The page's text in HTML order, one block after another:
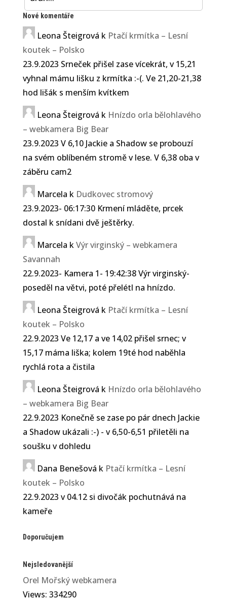
Nové komentáře
Leona Šteigrová k Ptačí krmítka – Lesní
koutek – Polsko
23.9.2023 Srneček přišel zase vícekrát, v 15,21
vyhnal mámu lišku z krmítka :-(. Ve 21,20-21,38
hod lišák s menším kvítkem
Leona Šteigrová k Hnízdo orla bělohlavého
– webkamera Big Bear
23.9.2023 V 6,10 Jackie a Shadow se probouzí
na svém oblíbeném stromě v lese. V 6,38 oba v
záběru cam2
Marcela k Dudkovec stromový
23.9.2023- 06:17:30 Krmení mláděte, prcek
dostal k snídani dvě ještěrky.
Marcela kVýr virginský – webkamera
Savannah
22.9.2023- Kamera 1- 19:42:38 Výr virginský-
poseděl na větvi, poté přelétl na hnízdo.
Leona Šteigrová k Ptačí krmítka – Lesní
koutek – Polsko
22.9.2023 Ve 12,17 a ve 14,02 přišel srnec; v
15,17 máma liška; kolem 19té hod naběhla
rychlá rota a čistila
Leona Šteigrová k Hnízdo orla bělohlavého
– webkamera Big Bear
22.9.2023 Konečně se zase po pár dnech Jackie
a Shadow ukázali :-) - v 6,50-6,51 přiletěli na
soušku v dohledu
Dana Benešová k Ptačí krmítka – Lesní
koutek – Polsko
22.9.2023 v 04.12 si divočák pochutnává na
kameře
Doporučujem
Nejsledovanější
Orel Mořský webkamera
Views: 334290